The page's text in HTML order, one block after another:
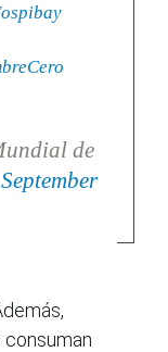
de
September